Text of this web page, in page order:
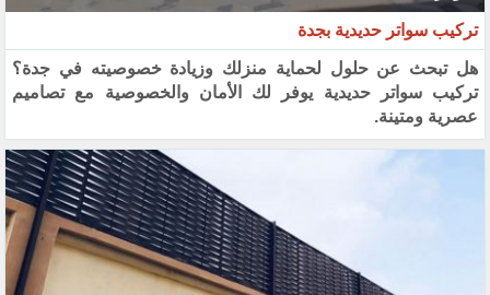
تركيب سواتر حديدية بجدة
هل تبحث عن حلول لحماية منزلك وزيادة خصوصيته في جدة؟
تركيب سواتر حديدية يوفر لك الأمان والخصوصية مع تصاميم
عصرية ومتينة.